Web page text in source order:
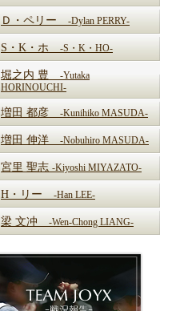
Ｄ・ペリー -Dylan PERRY-
S・K・ホ -S・K・HO-
堀之内 豊 -Yutaka
HORINOUCHI-
増田 都彦 -Kunihiko MASUDA-
増田 伸洋 -Nobuhiro MASUDA-
宮里 聖志 -Kiyoshi MIYAZATO-
H・リー -Han LEE-
梁 文冲 -Wen-Chong LIANG-